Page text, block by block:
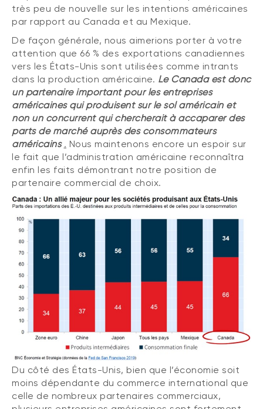
très peu de nouvelle sur les intentions américaines
par rapport au Canada et au Mexique.
De façon générale, nous aimerions porter à votre
attention que 66 % des exportations canadiennes
vers les États-Unis sont utilisées comme intrants
dans la production américaine. Le Canada est donc
un partenaire important pour les entreprises
américaines qui produisent sur le sol américain et
non un concurrent qui chercherait à accaparer des
parts de marché auprès des consommateurs
américains . Nous maintenons encore un espoir sur
le fait que l’administration américaine reconnaîtra
enfin les faits démontrant notre position de
partenaire commercial de choix.
Du côté des États-Unis, bien que l’économie soit
moins dépendante du commerce international que
celle de nombreux partenaires commerciaux,